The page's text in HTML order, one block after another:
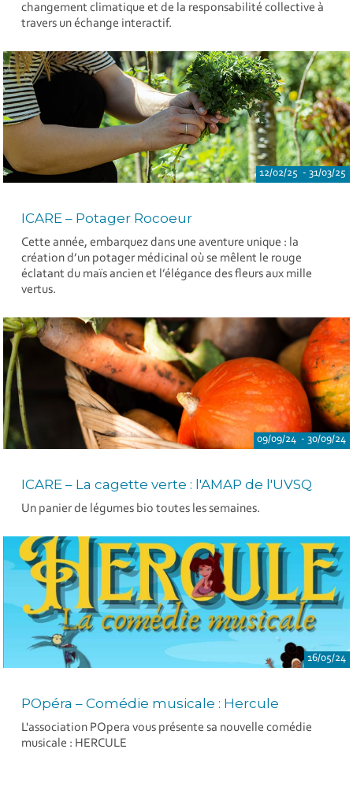
changement climatique et de la responsabilité collective à
travers un échange interactif.
12/02/25 - 31/03/25
ICARE – Potager Rocoeur
Cette année, embarquez dans une aventure unique : la
création d’un potager médicinal où se mêlent le rouge
éclatant du maïs ancien et l’élégance des fleurs aux mille
vertus.
09/09/24 - 30/09/24
ICARE – La cagette verte : l'AMAP de l'UVSQ
Un panier de légumes bio toutes les semaines.
16/05/24
POpéra – Comédie musicale : Hercule
L'association POpera vous présente sa nouvelle comédie
musicale : HERCULE